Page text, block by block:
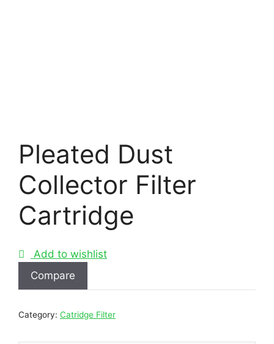
Pleated Dust
Collector Filter
Cartridge
Add to wishlist
Compare
Category: Catridge Filter